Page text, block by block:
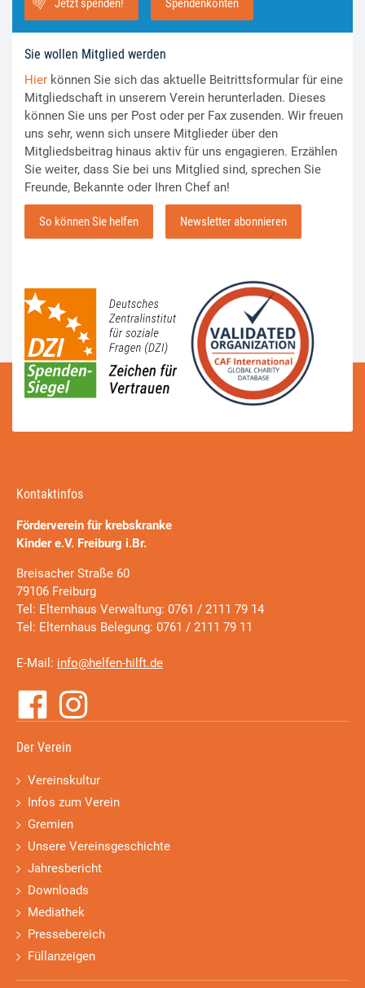
Jetzt spenden! Spendenkonten
Sie wollen Mitglied werden
Hier können Sie sich das aktuelle Beitrittsformular für eine
Mitgliedschaft in unserem Verein herunterladen. Dieses
können Sie uns per Post oder per Fax zusenden. Wir freuen
uns sehr, wenn sich unsere Mitglieder über den
Mitgliedsbeitrag hinaus aktiv für uns engagieren. Erzählen
Sie weiter, dass Sie bei uns Mitglied sind, sprechen Sie
Freunde, Bekannte oder Ihren Chef an!
So können Sie helfen Newsletter abonnieren
Kontaktinfos
Förderverein für krebskranke
Kinder e.V. Freiburg i.Br.
Breisacher Straße 60
79106 Freiburg
Tel: Elternhaus Verwaltung: 0761 / 2111 79 14
Tel: Elternhaus Belegung: 0761 / 2111 79 11
E-Mail: info@helfen-hilft.de
Der Verein
Vereinskultur
Infos zum Verein
Gremien
Unsere Vereinsgeschichte
Jahresbericht
Downloads
Mediathek
Pressebereich
Füllanzeigen